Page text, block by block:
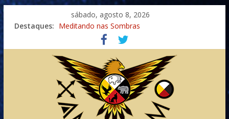
sábado, agosto 8, 2026
Destaques: Meditando nas Sombras
Autosuficiência: A Jornada do Espírito Ancestral
Xamanismo Universal
Totens – Caminho Espiritual – Crescimento
Imaginação na Cura